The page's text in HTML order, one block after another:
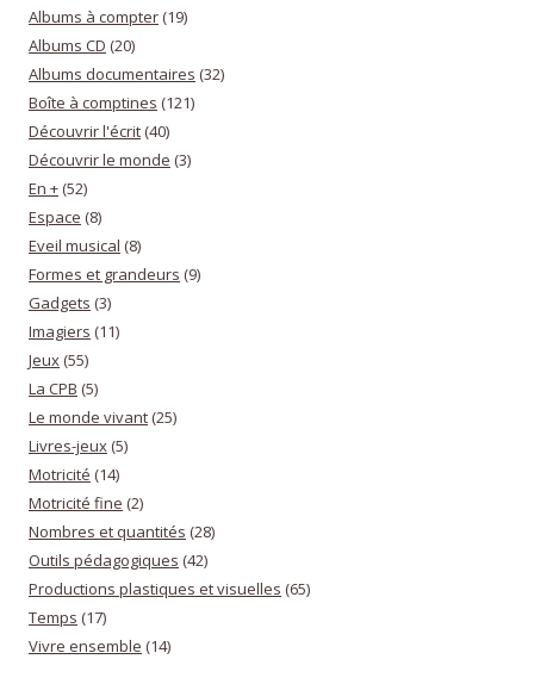
Albums à compter (19)
Albums CD (20)
Albums documentaires (32)
Boîte à comptines (121)
Découvrir l'écrit (40)
Découvrir le monde (3)
En + (52)
Espace (8)
Eveil musical (8)
Formes et grandeurs (9)
Gadgets (3)
Imagiers (11)
Jeux (55)
La CPB (5)
Le monde vivant (25)
Livres-jeux (5)
Motricité (14)
Motricité fine (2)
Nombres et quantités (28)
Outils pédagogiques (42)
Productions plastiques et visuelles (65)
Temps (17)
Vivre ensemble (14)